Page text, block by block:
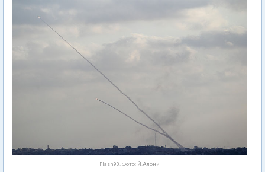
Flash90. Фото: Й.Алони